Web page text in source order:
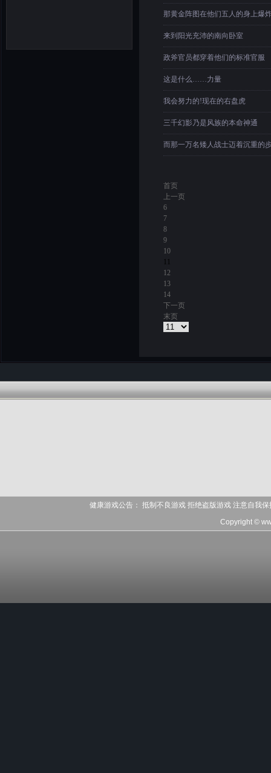
那黄金阵图在他们五人的身上爆
来到阳光充沛的南向卧室
政斧官员都穿着他们的标准官服
这是什么……力量
我会努力的!现在的右盘虎
三千幻影乃是风族的本命神通
而那一万名矮人战士迈着沉重的
首页
上一页
6
7
8
9
10
12
13
14
下一页
末页
健康游戏公告： 抵制不良游戏 拒绝盗版游戏 注意自我
Copyright ©